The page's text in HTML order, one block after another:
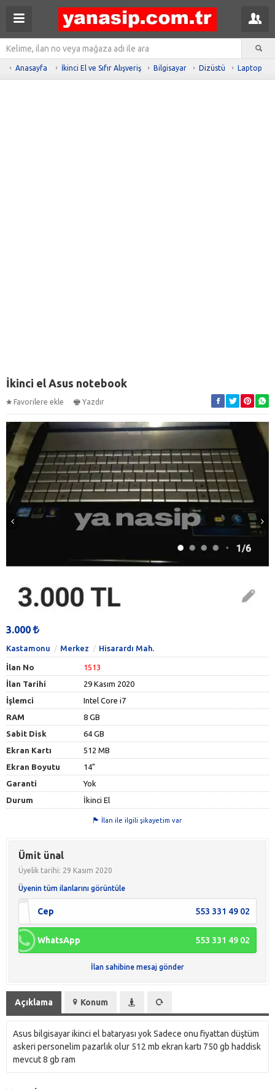
Anasayfa İkinci El ve Sıfır Alışveriş Bilgisayar Dizüstü Laptop
İkinci el Asus notebook
Favorilere ekle Yazdır
3.000
Kastamonu Merkez Hisarardı Mah.
İlan No
1513
İlan Tarihi
29 Kasım 2020
İşlemci
Intel Core i7
RAM
8 GB
Sabit Disk
64 GB
Ekran Kartı
512 MB
Ekran Boyutu
14"
Garanti
Yok
Durum
İkinci El
İlan ile ilgili şikayetim var
Ümit ünal
Üyelik tarihi: 29 Kasım 2020
Üyenin tüm ilanlarını görüntüle
Cep 553 331 49 02
WhatsApp 553 331 49 02
İlan sahibine mesaj gönder
Açıklama Konum
Asus bilgisayar ikinci el bataryası yok Sadece onu fiyattan düştüm
askeri personelim pazarlık olur 512 mb ekran kartı 750 gb haddisk
mevcut 8 gb ram